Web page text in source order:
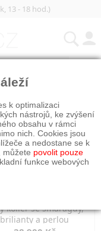
13 - 18 hod.)
kolier se smaragdy,
brilianty a perlou
k optimalizaci
nástrojů, ke zvýšení
obsahu v rámci
nich. Cookies jsou
a nedostane se k
můžete povolit pouze
funkce webových